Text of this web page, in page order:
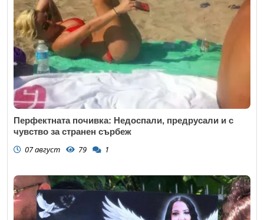
Перфектната почивка: Недоспали, предрусали и с
чувство за странен сърбеж
07 август 79 1